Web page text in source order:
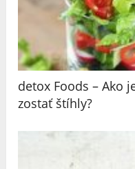
detox Foods – Ako
zostať štíhly?